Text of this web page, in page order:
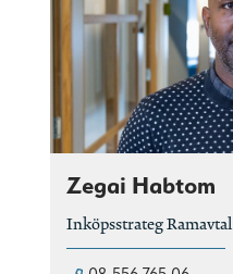
Zegai Habtom
Inköpsstrateg Ramavtal